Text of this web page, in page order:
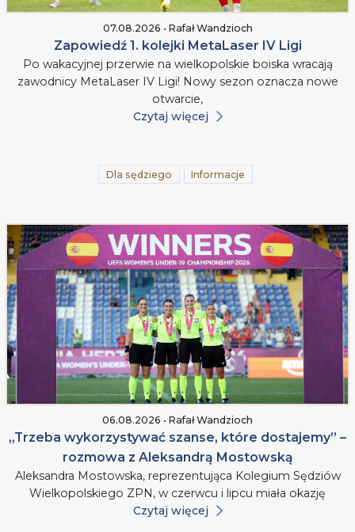
07.08.2026 • Rafał Wandzioch
Zapowiedź 1. kolejki MetaLaser IV Ligi
Po wakacyjnej przerwie na wielkopolskie boiska wracają
zawodnicy MetaLaser IV Ligi! Nowy sezon oznacza nowe
otwarcie,
Czytaj więcej
Dla sędziego Informacje
06.08.2026 • Rafał Wandzioch
„Trzeba wykorzystywać szanse, które dostajemy” –
rozmowa z Aleksandrą Mostowską
Aleksandra Mostowska, reprezentująca Kolegium Sędziów
Wielkopolskiego ZPN, w czerwcu i lipcu miała okazję
Czytaj więcej